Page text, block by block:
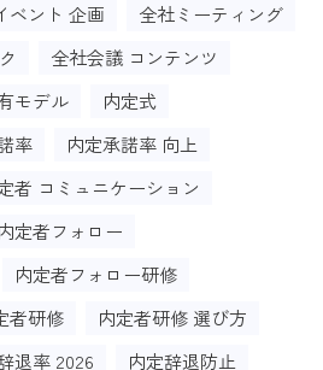
ベント 企画
全社ミーティング
全社会議 コンテンツ
モデル
内定式
率
内定承諾率 向上
者 コミュニケーション
内定者フォロー
内定者フォロー研修
者研修
内定者研修 選び方
退率 2026 内定辞退防止